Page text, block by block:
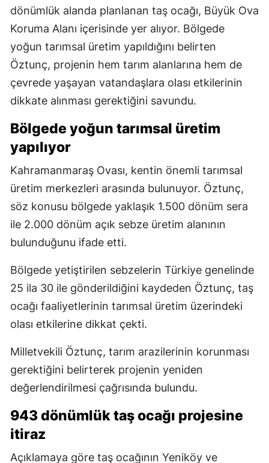
dönümlük alanda planlanan taş ocağı, Büyük Ova
Koruma Alanı içerisinde yer alıyor. Bölgede
yoğun tarımsal üretim yapıldığını belirten
Öztunç, projenin hem tarım alanlarına hem de
çevrede yaşayan vatandaşlara olası etkilerinin
dikkate alınması gerektiğini savundu.
Bölgede yoğun tarımsal üretim
yapılıyor
Kahramanmaraş Ovası, kentin önemli tarımsal
üretim merkezleri arasında bulunuyor. Öztunç,
söz konusu bölgede yaklaşık 1.500 dönüm sera
ile 2.000 dönüm açık sebze üretim alanının
bulunduğunu ifade etti.
Bölgede yetiştirilen sebzelerin Türkiye genelinde
25 ila 30 ile gönderildiğini kaydeden Öztunç, taş
ocağı faaliyetlerinin tarımsal üretim üzerindeki
olası etkilerine dikkat çekti.
Milletvekili Öztunç, tarım arazilerinin korunması
gerektiğini belirterek projenin yeniden
değerlendirilmesi çağrısında bulundu.
943 dönümlük taş ocağı projesine
itiraz
Açıklamaya göre taş ocağının Yeniköy ve